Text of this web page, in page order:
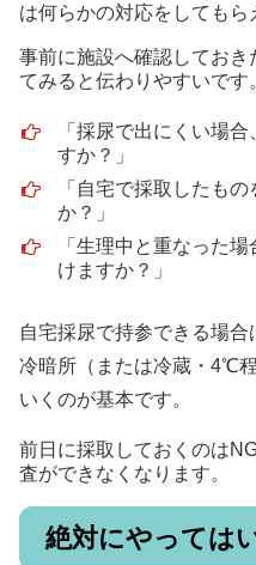
は何らかの対応をしてもら
事前に施設へ確認してお
てみると伝わりやすいです
「採尿で出にくい場
すか？」
「自宅で採取したも
か？」
「生理中と重なった
けますか？」
自宅採尿で持参できる場
冷暗所（または冷蔵・4℃
いくのが基本です。
前日に採取しておくのは
査ができなくなります。
絶対にやっては